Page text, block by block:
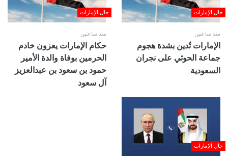
حال الإمارات
منذ ساعتين
الإمارات تُدين بشدة هجوم
جماعة الحوثي على نجران
السعودية
حال الإمارات
منذ ساعتين
حكام الإمارات يعزون خادم
الحرمين بوفاة والدة الأمير
حمود بن سعود بن عبدالعزيز
آل سعود
حال الإمارات